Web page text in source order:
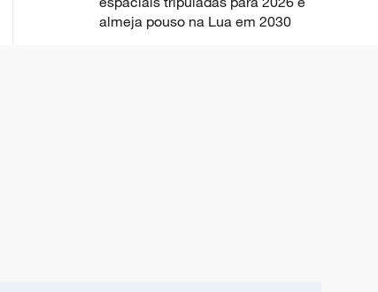
almeja pouso na Lua em 2030